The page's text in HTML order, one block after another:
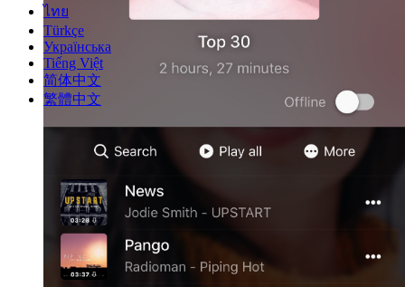
ไทย
Türkçe
Українська
Tiếng Việt
简体中文
繁體中文